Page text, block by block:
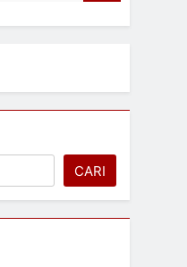
CARI